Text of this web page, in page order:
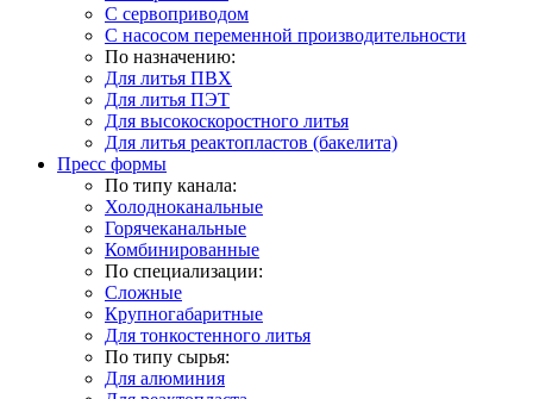
С сервоприводом
С насосом переменной производительности
По назначению:
Для литья ПВХ
Для литья ПЭТ
Для высокоскоростного литья
Для литья реактопластов (бакелита)
Пресс формы
По типу канала:
Холодноканальные
Горячеканальные
Комбинированные
По специализации:
Сложные
Крупногабаритные
Для тонкостенного литья
По типу сырья:
Для алюминия